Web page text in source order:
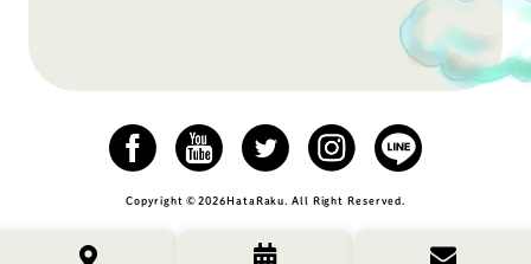
Copyright ©︎ 2026 HataRaku. All Right Reserved.